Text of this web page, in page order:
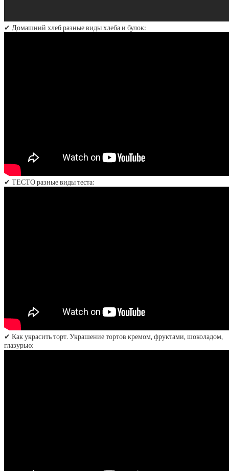
✔ Домашний хлеб разные виды хлеба и булок:
✔ ТЕСТО разные виды теста:
✔ Как украсить торт. Украшение тортов кремом, фруктами, шоколадом,
глазурью: